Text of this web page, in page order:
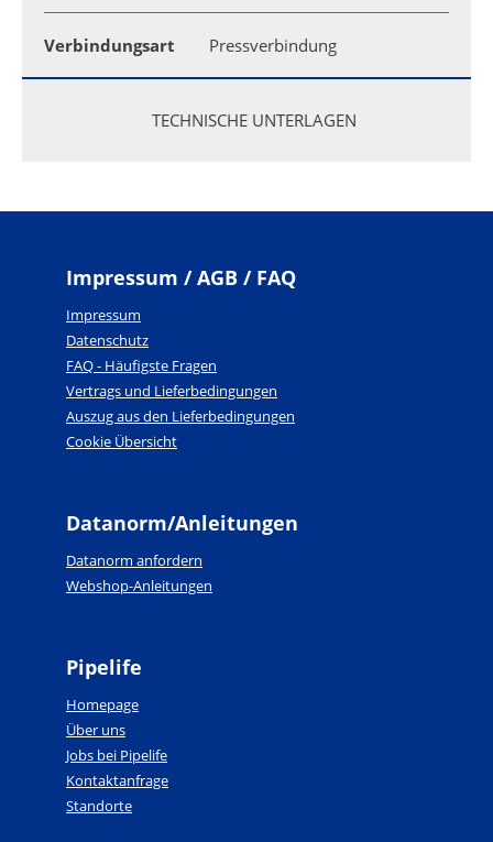
Verbindungsart Pressverbindung
TECHNISCHE UNTERLAGEN
Impressum / AGB / FAQ
Impressum
Datenschutz
FAQ - Häufigste Fragen
Vertrags und Lieferbedingungen
Auszug aus den Lieferbedingungen
Cookie Übersicht
Datanorm/Anleitungen
Datanorm anfordern
Webshop-Anleitungen
Pipelife
Homepage
Über uns
Jobs bei Pipelife
Kontaktanfrage
Standorte